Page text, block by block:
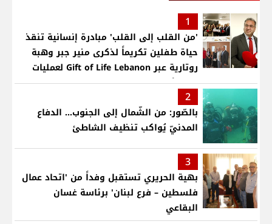
1
'من القلب إلى القلب' مبادرة إنسانية تنقذ
حياة طفلين تكريماً لذكرى منير جبر وهبة
روتارية عبر Gift of Life Lebanon لعمليات
قلب لأطفال في مستشفى حمود الجامعي
2
بالصّور: من الشّمال إلى الجنوب... الدفاع
المدنيّ يُواكب تنظيف الشاطئ
3
بهية الحريري تستقبل وفداً من 'اتحاد عمال
فلسطين – فرع لبنان' برئاسة غسان
البقاعي